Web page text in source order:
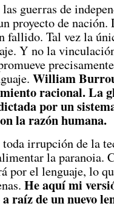
guerras de
proyecto de
fallido. Tal vez la
Y no la
William
racional. La
por un
la razón humana.
irrupción de la
la paranoia.
por el lenguaje, lo
He aquí mi
raíz de un nuevo